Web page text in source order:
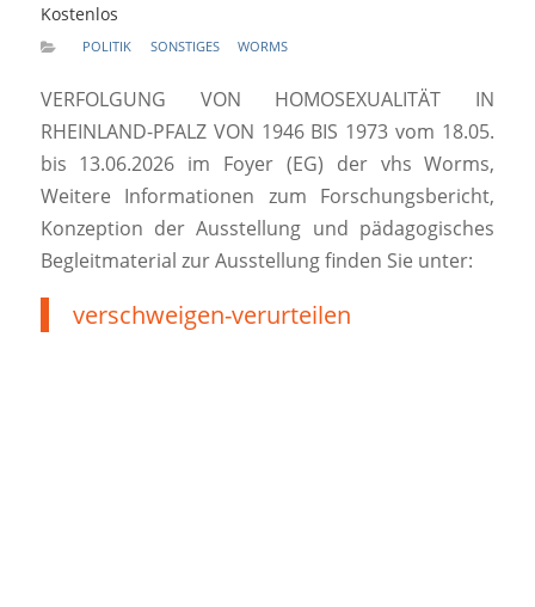
Kostenlos
POLITIK SONSTIGES WORMS
VERFOLGUNG VON HOMOSEXUALITÄT IN
RHEINLAND-PFALZ VON 1946 BIS 1973 vom 18.05.
bis 13.06.2026 im Foyer (EG) der vhs Worms,
Weitere Informationen zum Forschungsbericht,
Konzeption der Ausstellung und pädagogisches
Begleitmaterial zur Ausstellung finden Sie unter:
verschweigen-verurteilen